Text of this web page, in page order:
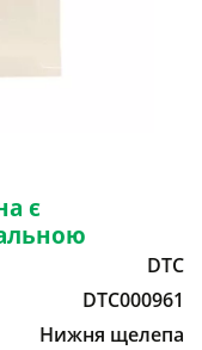
є
DTC
DTC000961
Нижня щелепа